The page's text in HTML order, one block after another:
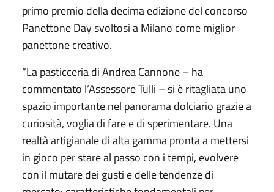
primo premio della decima edizione del concorso
Panettone Day svoltosi a Milano come miglior
panettone creativo.
“La pasticceria di Andrea Cannone – ha
commentato l’Assessore Tulli – si è ritagliata uno
spazio importante nel panorama dolciario grazie a
curiosità, voglia di fare e di sperimentare. Una
realtà artigianale di alta gamma pronta a mettersi
in gioco per stare al passo con i tempi, evolvere
con il mutare dei gusti e delle tendenze di